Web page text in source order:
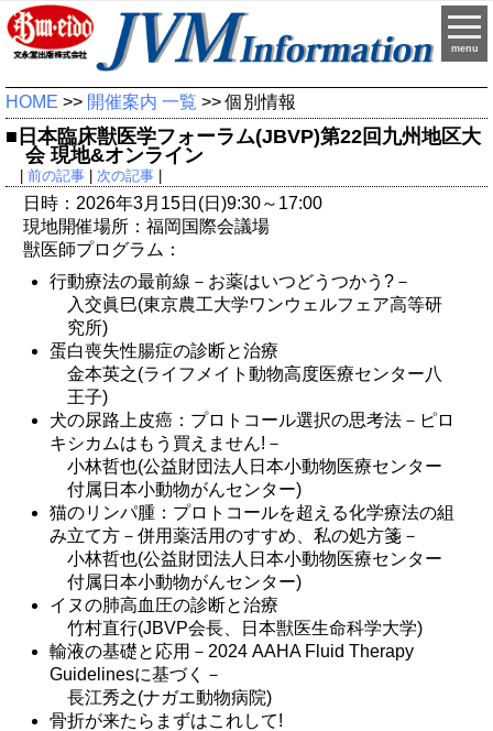
menu
HOME >> 開催案内 一覧 >> 個別情報
■日本臨床獣医学フォーラム(JBVP)第22回九州地区大
会 現地&オンライン
| 前の記事| 次の記事|
日時：2026年3月15日(日)9:30～17:00
現地開催場所：福岡国際会議場
獣医師プログラム：
行動療法の最前線－お薬はいつどうつかう?－
入交眞巳(東京農工大学ワンウェルフェア高等研
究所)
蛋白喪失性腸症の診断と治療
金本英之(ライフメイト動物高度医療センター八
王子)
犬の尿路上皮癌：プロトコール選択の思考法－ピロ
キシカムはもう買えません!－
小林哲也(公益財団法人日本小動物医療センター
付属日本小動物がんセンター)
猫のリンパ腫：プロトコールを超える化学療法の組
み立て方－併用薬活用のすすめ、私の処方箋－
小林哲也(公益財団法人日本小動物医療センター
付属日本小動物がんセンター)
イヌの肺高血圧の診断と治療
竹村直行(JBVP会長、日本獣医生命科学大学)
輸液の基礎と応用－2024 AAHA Fluid Therapy
Guidelinesに基づく－
長江秀之(ナガエ動物病院)
骨折が来たらまずはこれして!